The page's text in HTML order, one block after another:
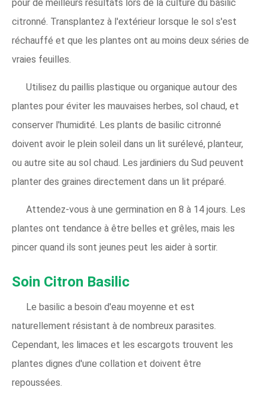
pour de meilleurs résultats lors de la culture du basilic
citronné. Transplantez à l'extérieur lorsque le sol s'est
réchauffé et que les plantes ont au moins deux séries de
vraies feuilles.
Utilisez du paillis plastique ou organique autour des
plantes pour éviter les mauvaises herbes, sol chaud, et
conserver l'humidité. Les plants de basilic citronné
doivent avoir le plein soleil dans un lit surélevé, planteur,
ou autre site au sol chaud. Les jardiniers du Sud peuvent
planter des graines directement dans un lit préparé.
Attendez-vous à une germination en 8 à 14 jours. Les
plantes ont tendance à être belles et grêles, mais les
pincer quand ils sont jeunes peut les aider à sortir.
Soin Citron Basilic
Le basilic a besoin d'eau moyenne et est
naturellement résistant à de nombreux parasites.
Cependant, les limaces et les escargots trouvent les
plantes dignes d'une collation et doivent être
repoussées.